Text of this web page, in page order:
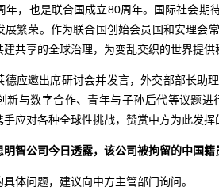
年，也是联合国成立80周年。国际社会
展繁荣。作为联合国创始会员国和安理会
共享的全球治理，为变乱交织的世界提
德应邀出席研讨会并发言，外交部部长助
新与数字合作、青年与子孙后代等议题
应对各种全球性挑战，赞赏中方为此发挥
明智公司今 日透露，该公司被拘留的中国
体问题，建议向中方主管部门询问。